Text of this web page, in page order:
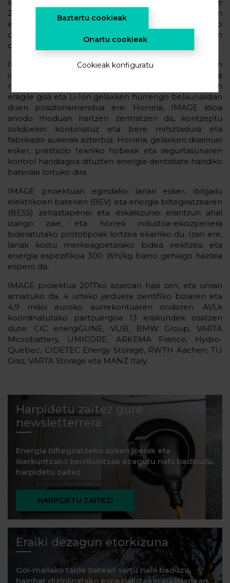
lehiakorra sortuz. Europako Batzordeak Horizonte
2020 programaren bitartez finantzatuta, Europan
egoera solidoko bateriak fabrikatzea ahalbidetuko
duen teknologia garatu nahi du, elektrolito likidoan
oinarritutako litiozko egungo produktuak ordezteko.
IMAGE proiektuak etorkizuneko litiozko baterien
industria europarra bultzatzea du helburu, eta baita
material aurreratuen garapenean eta fabrikazioan
eragile gisa eta Li-Ion gelaxken hurrengo belaunaldian
duen posizionamendua ere. Horrela, IMAGE litioa
anodo moduan hartzen zentratzen da, kontzeptu
solidoekin konbinatuz eta bere mihiztadura eta
fabrikazio aukerak aztertuz. Horrela, gelaxken diseinuei
esker, prestazio tekniko hobeak eta segurtasunaren
kontrol handiagoa dituzten energia-dentsitate handiko
bateriak lortuko dira.
IMAGE proiektuan egindako lanari esker, ibilgailu
elektrikoen baterien (BEV) eta energia biltegiratzearen
(BESS) zehaztapenei eta eskakizunei erantzun ahal
izango zaie, eta horrek industria-ekoizpenera
bideratutako prototipoak lortzea ekarriko du. Izan ere,
lanak kostu merkeagoetarako bidea irekitzea eta
energia espezifikoa 300 Wh/kg baino gehiago haztea
espero da.
IMAGE proiektua 2017ko azaroan hasi zen, eta urrian
amaituko da, 4 urteko jarduera zientifiko biziaren eta
4,9 milioi euroko aurrekontuaren ondoren. AVLk
koordinatutako partzuergoa 13 erakundek osatzen
dute: CIC energiGUNE, VUB, BMW Group, VARTA
Microbattery, UMICORE, ARKEMA France, Hydro-
Quebec, CIDETEC Energy Storage, RWTH Aachen, TU
Graz, VARTA Storage eta MANZ Italy.
Harpidetu zaitez gure
newsletterrera
Energia biltegiratzeko azken joerak eta
ikerkuntzako berrikuntzak ezagutu nahi badituzu,
harpidetu zaitez.
HARPIDETU ZAITEZ!
Eraiki dezagun etorkizuna
Goi-mailako talde batean sartu nahi baduzu,
hainbat diziplinatako espezialistekin elkarlanean
Baztertu cookieak
Onartu cookieak
Cookieak konfiguratu